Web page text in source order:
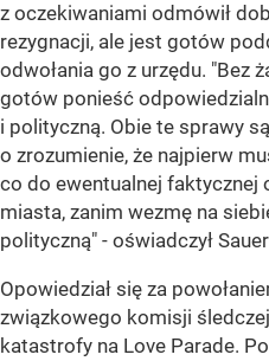
z oczekiwaniami odmówił
rezygnacji, ale jest gotów
odwołania go z urzędu. "Bez
gotów ponieść
i polityczną. Obie te sprawy
o zrozumienie, że najpierw
co do ewentualnej faktycznej
miasta, zanim wezmę na
polityczną" - oświadczył
Opowiedział się za
związkowego komisji
katastrofy na Love Parade.